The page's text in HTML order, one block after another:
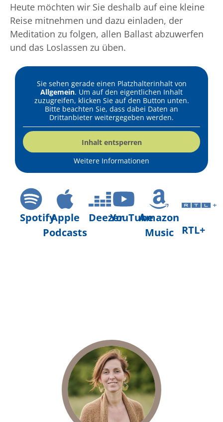
Heute möchten wir Sie deshalb auf eine kleine
Reise mitnehmen und dazu einladen, der
Meditation zu folgen, allen Ballast abzuwerfen
und das Loslassen zu üben.
Sie sehen gerade einen Platzhalterinhalt von
Allgemein. Um auf den eigentlichen Inhalt
zuzugreifen, klicken Sie auf den Button unten.
Bitte beachten Sie, dass dabei Daten an
Drittanbieter weitergegeben werden.
Inhalt entsperren
Weitere Informationen
SpotifyApple
Podcasts
DeezerYouTubeAmazon
Music
RTL+